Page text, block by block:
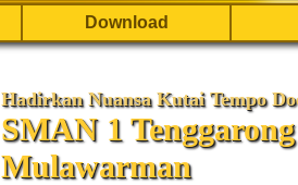
Download
Hadirkan Nuansa Kutai Tempo
SMAN 1
Mulawarman